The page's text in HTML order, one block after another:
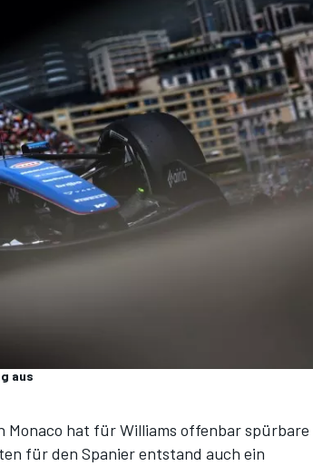
aus
Monaco hat für Williams offenbar spürbare
für den Spanierentstand auch ein